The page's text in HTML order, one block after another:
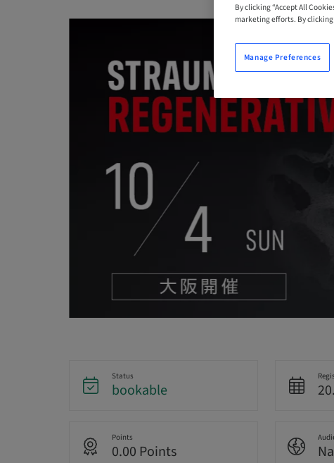
Status
bookable
Points
0.00 Points
By clicking “Accept All
marketing efforts. By
Manage Preferences